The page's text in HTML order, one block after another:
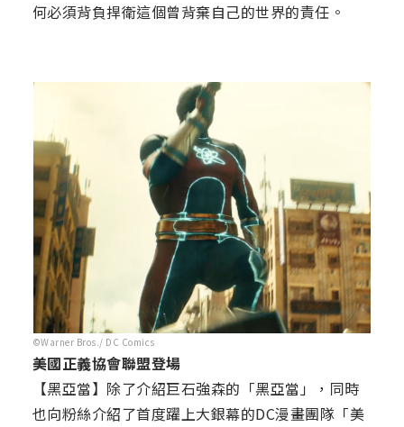
何必須背負捍衛這個曾背棄自己的世界的責任。
©Warner Bros./ DC Comics
美國正義協會聯盟登場
【黑亞當】除了介紹巨石強森的「黑亞當」，同時
也向粉絲介紹了首度躍上大銀幕的DC漫畫團隊「美